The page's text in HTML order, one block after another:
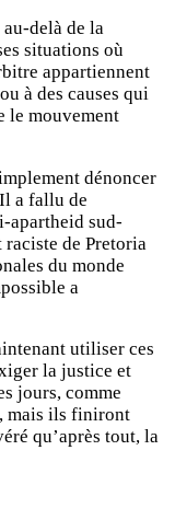
delà de la
situations où
appartiennent
à des causes qui
le mouvement
dénoncer
a fallu de
apartheid sud-
de Pretoria
du monde
a
utiliser ces
la justice et
jours, comme
mais ils finiront
qu’après tout, la